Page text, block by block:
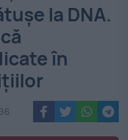
la DNA.
în